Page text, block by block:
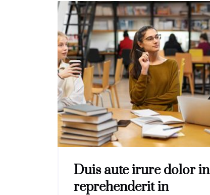
Duis aute irure dolor in
reprehenderit in